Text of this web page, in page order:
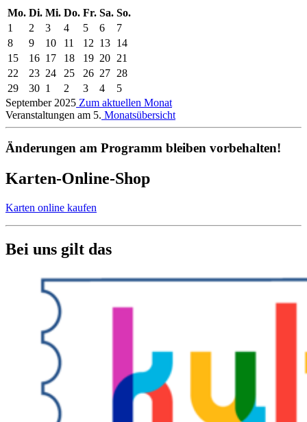
Mo. Di. Mi. Do. Fr. Sa. So.
1
2 3 4 5 6
7
8
9 10 11 12 13 14
15
16 17 18 19 20 21
22
23 24 25 26 27 28
29
30 1 2 3 4
5
September 2025 Zum aktuellen Monat
Veranstaltungen am 5. Monatsübersicht
Änderungen am Programm bleiben vorbehalten!
Karten-Online-Shop
Karten online kaufen
Bei uns gilt das